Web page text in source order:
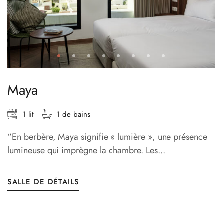
Maya
1 lit 1 de bains
“En berbère, Maya signifie « lumière », une présence
lumineuse qui imprègne la chambre. Les...
SALLE DE DÉTAILS